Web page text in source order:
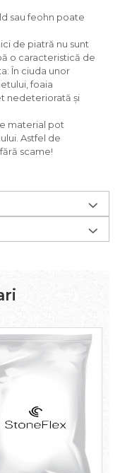
sau feohn poate
de piatră nu sunt
o caracteristică de
În ciuda unor
foaia
nedeteriorată și
material pot
Astfel de
scame!